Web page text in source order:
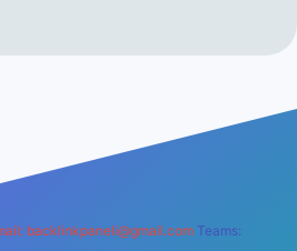
backlinkpaneli@gmail.com Teams: